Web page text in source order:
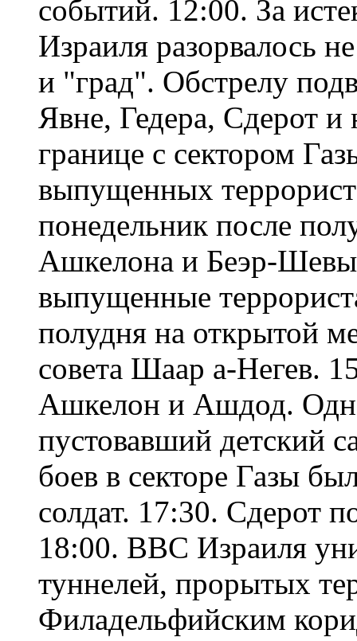
событий. 12:00. За
Израиля разорвалось
и "град". Обстрелу
Явне, Гедера, Сдерот
границе с сектором
выпущенных
понедельник после
Ашкелона и Беэр-
выпущенные
полудня на открытой
совета Шаар а-Негев.
Ашкелон и Ашдод.
пустовавший детский
боев в секторе Газы
солдат. 17:30. Сдерот
18:00. ВВС Израиля
туннелей, прорытых
Филадельфийским